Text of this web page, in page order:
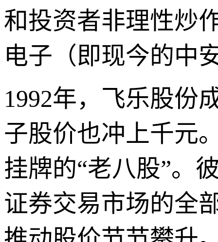
和投资者非理性炒
电子（即现今的中
1992年，飞乐股份
子股价也冲上千元
挂牌的“老八股”。
证券交易市场的全